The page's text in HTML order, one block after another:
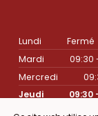
Lundi
Fermé
Mardi
09:30
Mercredi
Jeudi
09:30
Vendredi